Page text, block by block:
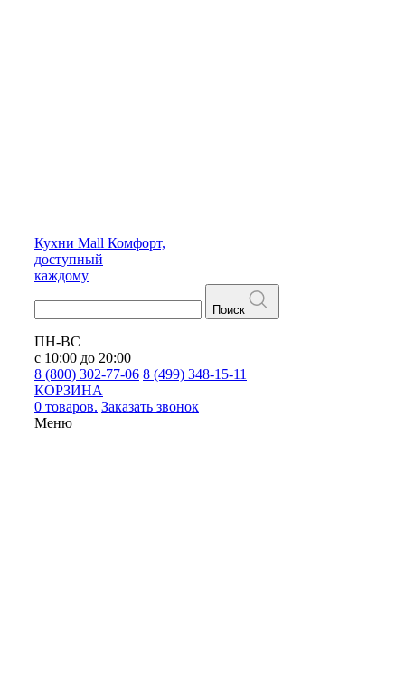
Кухни Mall Комфорт,
доступный
каждому
Поиск
ПН-ВС
с 10:00 до 20:00
8 (800) 302-77-06 8 (499) 348-15-11
КОРЗИНА
0 товаров. Заказать звонок
Меню